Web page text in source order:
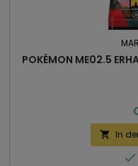
POKÉMON ME02.5
 In
